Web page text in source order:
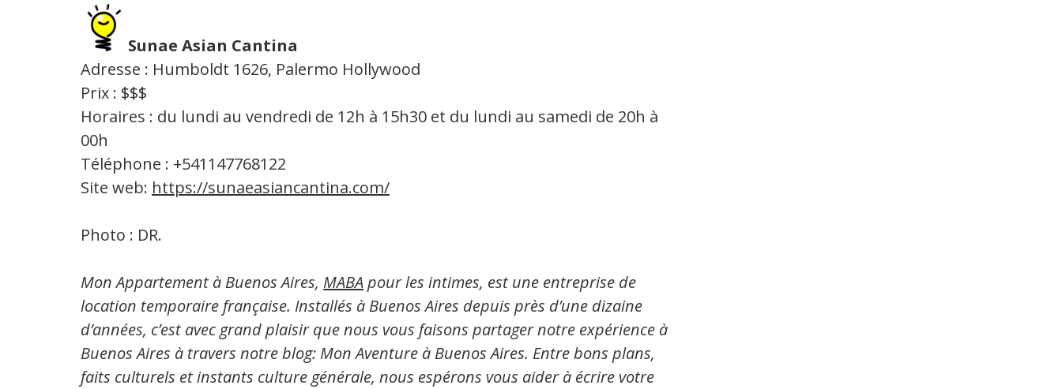
Sunae Asian Cantina
Adresse : Humboldt 1626, Palermo Hollywood
Prix : $$$
Horaires : du lundi au vendredi de 12h à 15h30 et du lundi au samedi de 20h à
00h
Téléphone : +541147768122
Site web: https://sunaeasiancantina.com/
Photo : DR.
Mon Appartement à Buenos Aires, MABApour les intimes, est une entreprise de
location temporaire française. Installés à Buenos Aires depuis près d’une dizaine
d’années, c’est avec grand plaisir que nous vous faisons partager notre expérience à
Buenos Aires à travers notre blog: Mon Aventure à Buenos Aires. Entre bons plans,
faits culturels et instants culture générale, nous espérons vous aider à écrire votre